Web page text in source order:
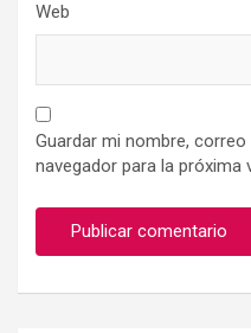
Web
Guardar mi nombre,
navegador para la próxima